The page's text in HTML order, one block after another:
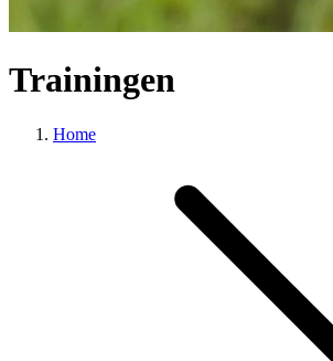
Trainingen
Home